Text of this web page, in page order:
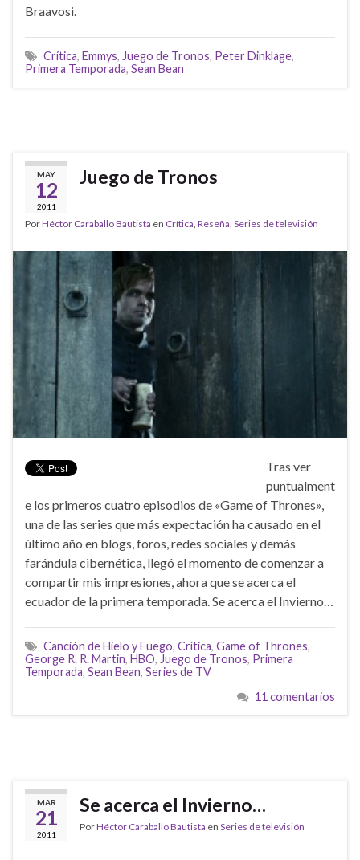
Braavosi.
Crítica, Emmys, Juego de Tronos, Peter Dinklage,
Primera Temporada, Sean Bean
MAY
12
2011
Juego de Tronos
PorHéctor Caraballo Bautista en Crítica Reseña Series de televisión
Tras ver
puntualment
e los primeros cuatro episodios de «Game of Thrones»,
una de las series que más expectación ha causado en el
último año en blogs, foros, redes sociales y demás
farándula cibernética, llegó el momento de comenzar a
compartir mis impresiones, ahora que se acerca el
ecuador de la primera temporada. Se acerca el Invierno…
Canción de Hielo y Fuego, Crítica, Game of Thrones,
George R. R. Martin, HBO, Juego de Tronos, Primera
Temporada, Sean Bean, Series de TV
11 comentarios
MAR
21
2011
Se acerca el Invierno…
PorHéctor Caraballo Bautista en Series de televisión